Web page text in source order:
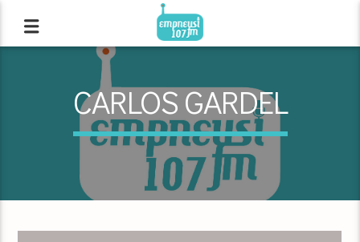
CARLOS GARDEL